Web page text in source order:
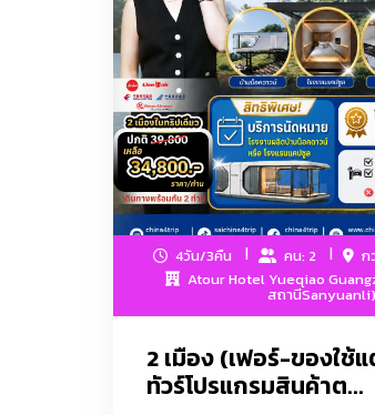
4วัน/3คืน คน: 2
ก
Atour Hotel Yueqiao
สถานีSanyuanli)
2 เมือง (เฟอร์-ของใช้
ทัวร์โปรแกรมสินค้าต...